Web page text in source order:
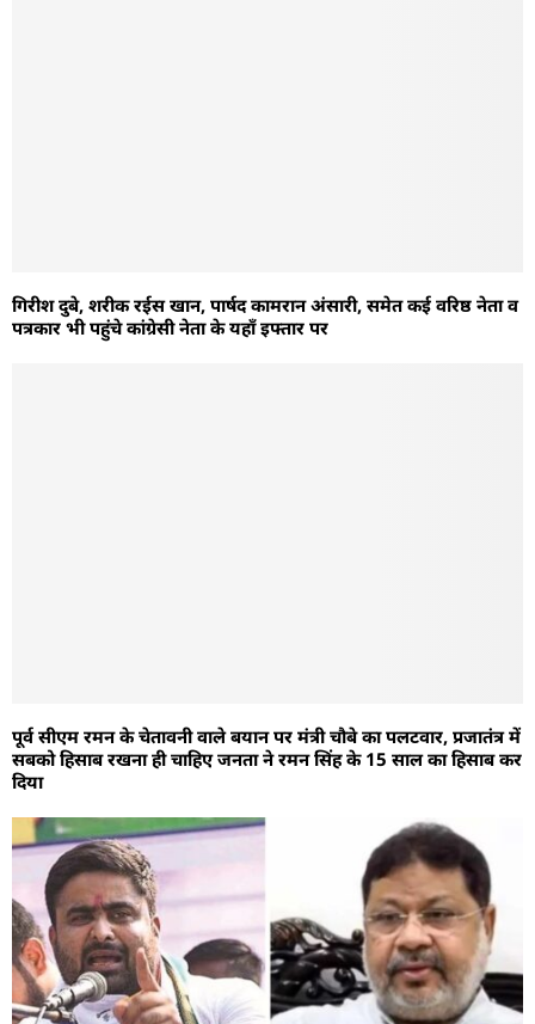
गिरीश दुबे, शरीक रईस खान, पार्षद कामरान अंसारी, समेत कई वरिष्ठ नेता व
पत्रकार भी पहुंचे कांग्रेसी नेता के यहाँ इफ्तार पर
पूर्व सीएम रमन के चेतावनी वाले बयान पर मंत्री चौबे का पलटवार, प्रजातंत्र में
सबको हिसाब रखना ही चाहिए जनता ने रमन सिंह के 15 साल का हिसाब कर
दिया